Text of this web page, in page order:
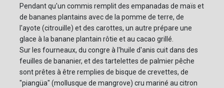
Pendant qu'un commis remplit des empanadas de maïs et
de bananes plantains avec de la pomme de terre, de
l'ayote (citrouille) et des carottes, un autre prépare une
glace à la banane plantain rôtie et au cacao grillé.
Sur les fourneaux, du congre à l'huile d'anis cuit dans des
feuilles de bananier, et des tartelettes de palmier pêche
sont prêtes à être remplies de bisque de crevettes, de
"piangüa" (mollusque de mangrove) cru mariné au citron